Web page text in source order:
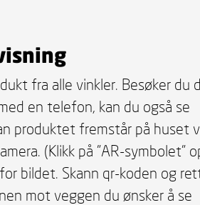
fra alle vinkler. Besøker du
en telefon, kan du også se
produktet fremstår på huset
(Klikk på "AR-symbolet"
bildet. Skann qr-koden og
mot veggen du ønsker å se